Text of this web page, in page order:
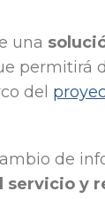
una
permitirá
del
de
y